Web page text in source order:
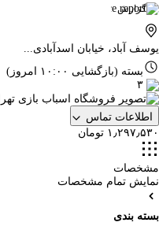
گزارش
یوسف آباد، خیابان اسدآبادی...
بسته (بازگشایی ۱۰:۰۰ امروز)
۳
اطلاعات تماس
۱٫۲۹۷٫۵۳۰ تومان
مشخصات
نمایش تمام مشخصات
بسته بندی